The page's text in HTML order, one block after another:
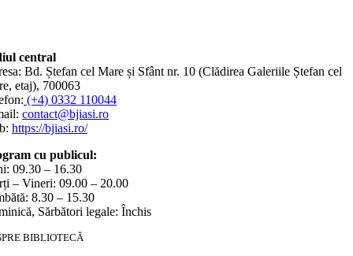
central
Bd. Ștefan cel Mare și Sfânt nr. 10 (Clădirea Galeriile Ștefan cel
etaj), 700063
(+4) 0332 110044
contact@bjiasi.ro
https://bjiasi.ro/
cu publicul:
09.30 – 16.30
– Vineri: 09.00 – 20.00
8.30 – 15.30
Sărbători legale: Închis
BIBLIOTECĂ